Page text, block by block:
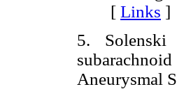
[ Links ]
5. Solenski